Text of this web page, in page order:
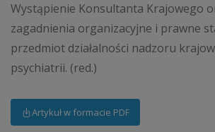
Wystąpienie Konsultanta Krajowego
zagadnienia organizacyjne i prawne
przedmiot działalności nadzoru
psychiatrii. (red.)
Artykuł w formacie PDF